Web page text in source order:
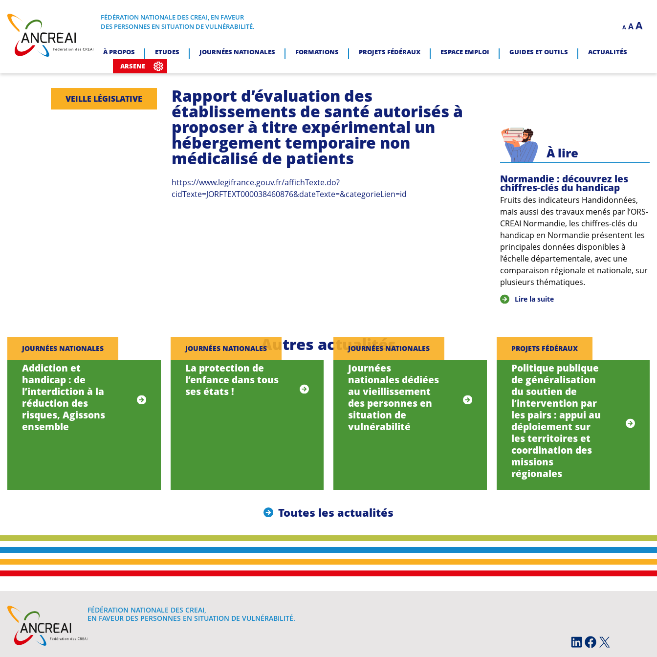
content
ANCREAI
FÉDÉRATION NATIONALE DES CREAI, EN FAVEUR DES PERSONNES EN SITUATION DE VULNÉRABILITÉ.
FÉDÉRATION NATIONALE DES CREAI, EN FAVEUR
DES PERSONNES EN SITUATION DE VULNÉRABILITÉ.
A
Decrease
font
A Reset
A
À PROPOS ETUDES JOURNÉES NATIONALES FORMATIONS PROJETS FÉDÉRAUX ESPACE EMPLOI GUIDES ET OUTILS
ACTUALITÉS
ARSENE
VEILLE LÉGISLATIVE Rapport d’évaluation des
établissements de santé autorisés à
proposer à titre expérimental un
hébergement temporaire non
médicalisé de patients
https://www.legifrance.gouv.fr/affichTexte.do?
cidTexte=JORFTEXT000038460876&dateTexte=&categorieLien=id
À lire
Normandie : découvrez les
chiffres-clés du handicap
Fruits des indicateurs Handidonnées,
mais aussi des travaux menés par l’ORS-
CREAI Normandie, les chiffres-clés du
handicap en Normandie présentent les
principales données disponibles à
l’échelle départementale, avec une
comparaison régionale et nationale, sur
plusieurs thématiques.
Lire la suite
Autres actualités
JOURNÉES NATIONALES
Addiction et
handicap : de
l’interdiction à la
réduction des
risques, Agissons
ensemble
JOURNÉES NATIONALES
La protection de
l’enfance dans tous
ses états !
JOURNÉES NATIONALES
Journées
nationales dédiées
au vieillissement
des personnes en
situation de
vulnérabilité
PROJETS FÉDÉRAUX
Politique publique
de généralisation
du soutien de
l’intervention par
les pairs : appui au
déploiement sur
les territoires et
coordination des
missions
régionales
Toutes les actualités
FÉDÉRATION NATIONALE DES CREAI,
EN FAVEUR DES PERSONNES EN SITUATION DE VULNÉRABILITÉ.
LinkedIn Facebook X